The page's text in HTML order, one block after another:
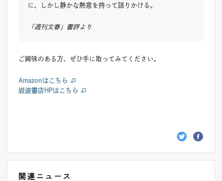
に、しかし静かな熱意を持って語りかける。
「週刊文春」書評より
ご興味のある方、ぜひ手に取ってみてください。
Amazonはこちら
岩波書店HPはこちら
関連ニュース